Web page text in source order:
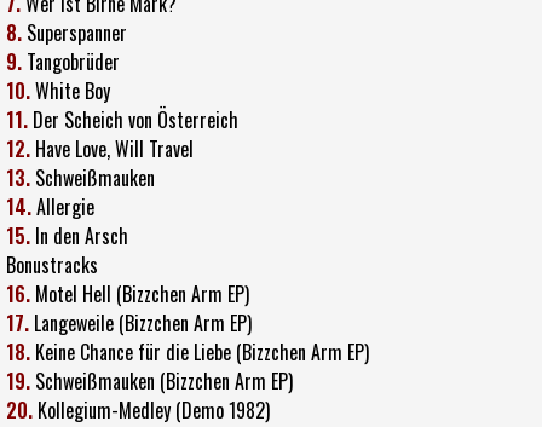
8. Superspanner
9. Tangobrüder
10.White Boy
11. Der Scheich von Österreich
12. Have Love, Will Travel
13. Schweißmauken
14.Allergie
15. In den Arsch
Bonustracks
16. Motel Hell (Bizzchen Arm EP)
17. Langeweile (Bizzchen Arm EP)
18. Keine Chance für die Liebe (Bizzchen Arm EP)
19. Schweißmauken (Bizzchen Arm EP)
20. Kollegium-Medley (Demo 1982)